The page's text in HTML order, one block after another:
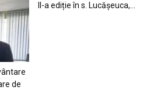
de
II-a ediție în s. Lucășeuca,...